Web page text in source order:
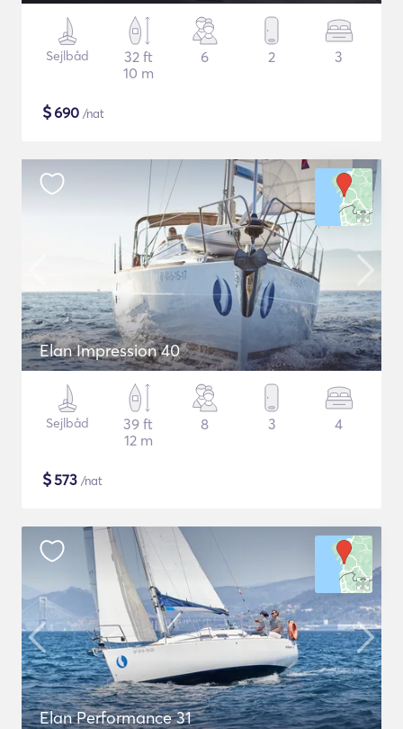
Sejlbåd
32 ft
10 m
6 2 3
$690 /nat
Elan Impression 40
Sejlbåd
39 ft
12 m
8 3 4
$573 /nat
Elan Performance 31